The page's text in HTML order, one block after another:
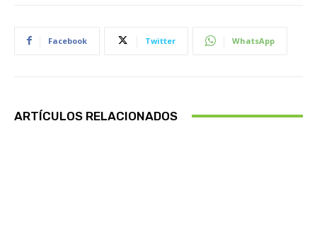
Facebook Twitter WhatsApp
ARTÍCULOS RELACIONADOS